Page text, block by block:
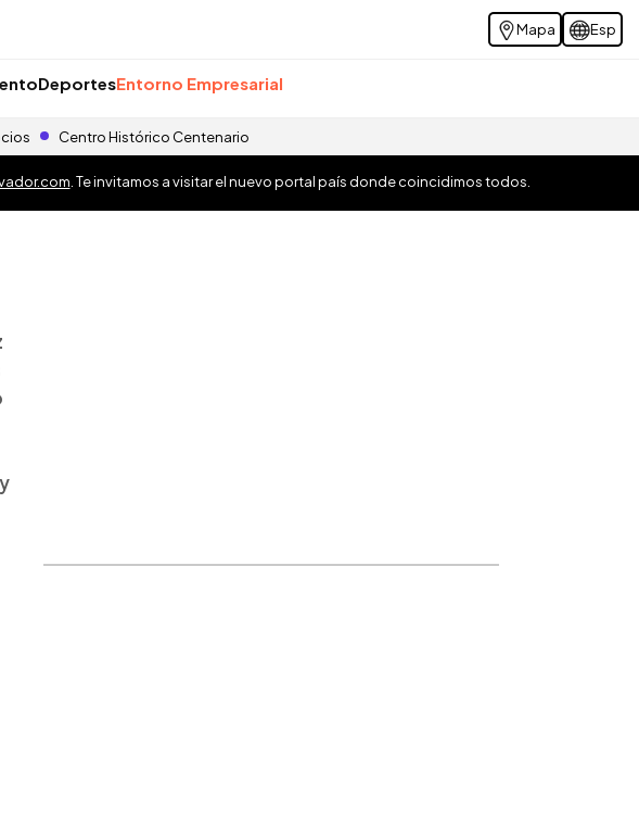
Mapa Esp
DeportesEntorno Empresarial
Centro Histórico Centenario
. Te invitamos a visitar el nuevo portal país donde coincidimos todos.